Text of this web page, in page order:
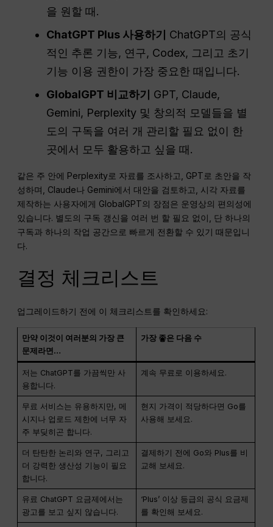
을 원할 때.
ChatGPT Plus 사용하기 ChatGPT의 공식
적인 추론 기능, 연구, Codex, 그리고 초기
기능 이용 권한이 가장 중요한 때입니다.
GlobalGPT 비교하기 GPT, Claude,
Gemini, Perplexity 및 창의적 모델들을 별
도의 구독을 여러 개 관리할 필요 없이 한
곳에서 모두 활용하고 싶을 때.
같은 주 안에 Perplexity로 자료를 조사하고, GPT로 초안을 작
성하며, Claude나 Gemini에서 대안을 검토하고, 시각 자료를
제작하는 사용자에게 GlobalGPT의 장점은 운영상의 편의성에
있습니다. 별도의 구독 갱신을 여러 번 할 필요 없이, 단 하나의
구독과 하나의 작업 공간으로 빠르게 전환할 수 있기 때문입니
다.
결정 체크리스트
업그레이드하기 전에 이 체크리스트를 확인하세요:
만약 이것이 여러분의 가장 큰
문제라면…
가장 좋은 다음 수
저는 ChatGPT를 가끔씩만 사
용합니다.
계속 무료로 이용하세요.
무료 서비스는 유용하지만, 메
시지나 업로드 제한에 너무 자
주 부딪히곤 합니다.
현지 가격이 적당하다면 Go를
사용해 보세요.
더 탄탄한 논리와 연구, 그리고
더 강력한 생산성 기능이 필요
합니다.
결제하기 전에 Go와 Plus를 비
교해 보세요.
유료 ChatGPT 요금제에서는
광고를 보고 싶지 않습니다.
‘Plus’ 이상 등급의 공식 요금제
를 확인해 보세요.